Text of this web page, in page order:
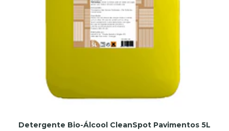
Detergente Bio-Álcool CleanSpot Pavimentos 5L